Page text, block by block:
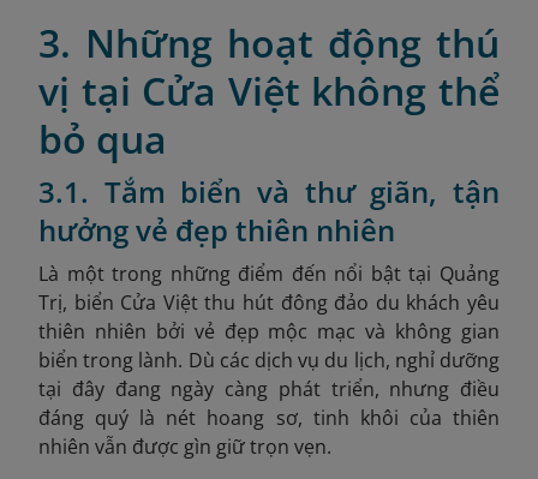
3. Những hoạt động thú
vị tại Cửa Việt không thể
bỏ qua
3.1. Tắm biển và thư giãn, tận
hưởng vẻ đẹp thiên nhiên
Là một trong những điểm đến nổi bật tại Quảng
Trị, biển Cửa Việt thu hút đông đảo du khách yêu
thiên nhiên bởi vẻ đẹp mộc mạc và không gian
biển trong lành. Dù các dịch vụ du lịch, nghỉ dưỡng
tại đây đang ngày càng phát triển, nhưng điều
đáng quý là nét hoang sơ, tinh khôi của thiên
nhiên vẫn được gìn giữ trọn vẹn.